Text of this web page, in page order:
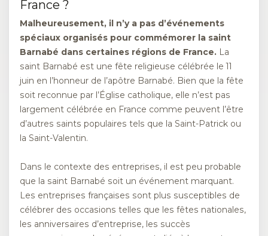
France ?
Malheureusement, il n’y a pas d’événements
spéciaux organisés pour commémorer la saint
Barnabé dans certaines régions de France. La
saint Barnabé est une fête religieuse célébrée le 11
juin en l’honneur de l’apôtre Barnabé. Bien que la fête
soit reconnue par l’Église catholique, elle n’est pas
largement célébrée en France comme peuvent l’être
d’autres saints populaires tels que la Saint-Patrick ou
la Saint-Valentin.
Dans le contexte des entreprises, il est peu probable
que la saint Barnabé soit un événement marquant.
Les entreprises françaises sont plus susceptibles de
célébrer des occasions telles que les fêtes nationales,
les anniversaires d’entreprise, les succès